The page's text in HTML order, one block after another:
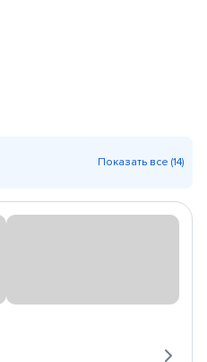
Показать все (14)